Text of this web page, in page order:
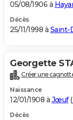
05/08/1906 à
Décès
25/11/1998 à Saint-
Georgette
Créer une
Naissance
12/01/1908 à Jœuf(
Décès